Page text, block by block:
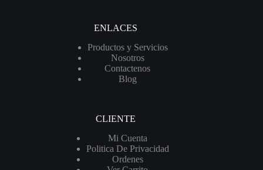
ENLACES
Productos y Servicios
Nosotros
Contactenos
Blog
CLIENTE
Mi Cuenta
Politica De Privacidad
Ordenes